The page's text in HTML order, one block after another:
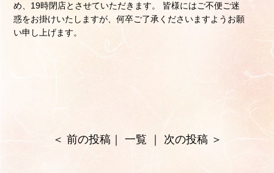
め、19時閉店とさせていただきます。 皆様にはご不便ご迷
惑をお掛けいたしますが、何卒ご了承くださいますようお願
い申し上げます。
＜ 前の投稿｜ 一覧 次の投稿＞